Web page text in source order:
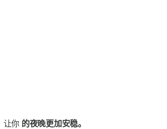
让你 的夜晚更加安稳。